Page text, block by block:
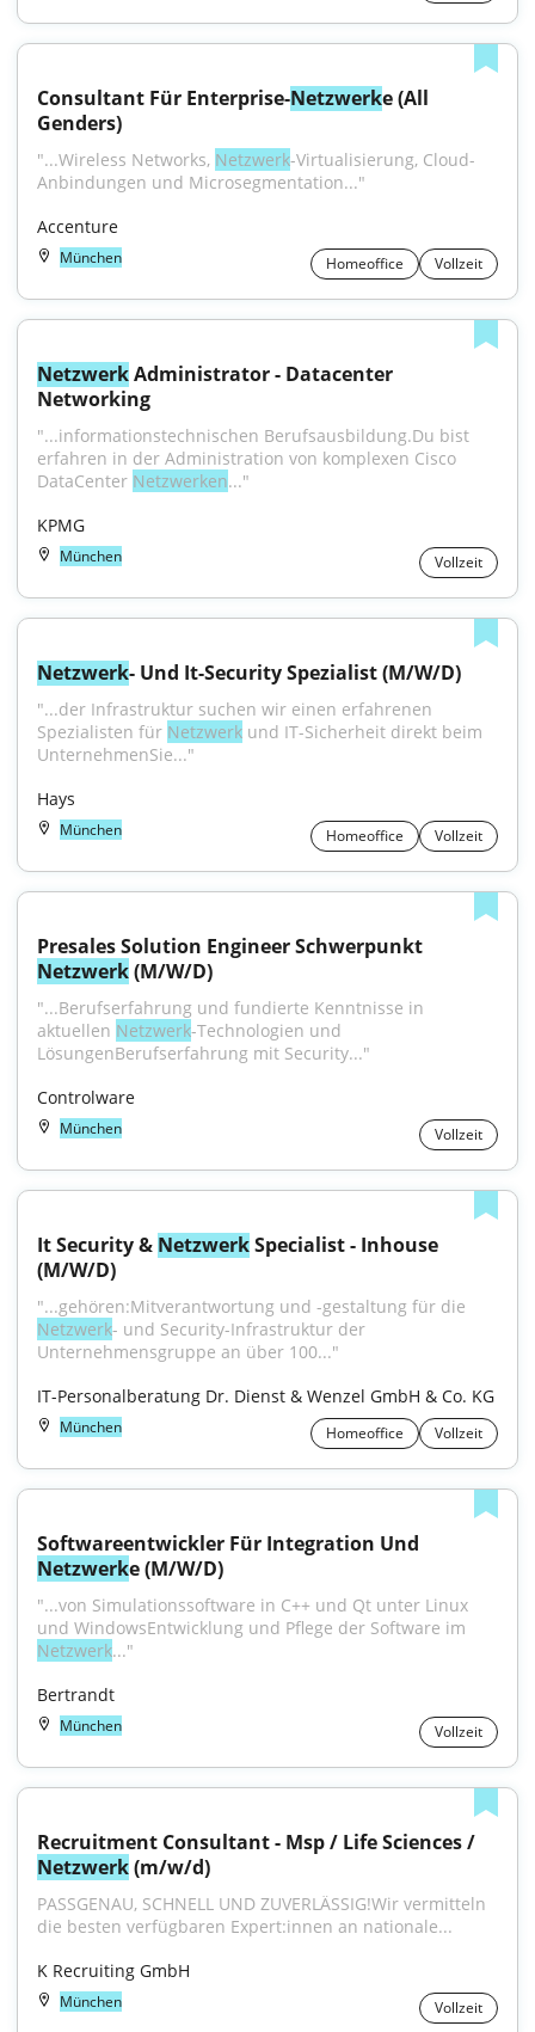
Consultant Für Enterprise-Netzwerke (All
Genders)
"...Wireless Networks, Netzwerk-Virtualisierung, Cloud-
Anbindungen und Microsegmentation..."
Accenture
München Homeoffice Vollzeit
Netzwerk Administrator - Datacenter
Networking
"...informationstechnischen Berufsausbildung.Du bist
erfahren in der Administration von komplexen Cisco
DataCenter Netzwerken..."
KPMG
München Vollzeit
Netzwerk- Und It-Security Spezialist (M/W/D)
"...der Infrastruktur suchen wir einen erfahrenen
Spezialisten für Netzwerk und IT-Sicherheit direkt beim
UnternehmenSie..."
Hays
München Homeoffice Vollzeit
Netzwerk (M/W/D)
"...Berufserfahrung und fundierte Kenntnisse in
aktuellen Netzwerk-Technologien und
LösungenBerufserfahrung mit Security..."
Controlware
München Vollzeit
It Security & Netzwerk Specialist - Inhouse
(M/W/D)
Netzwerk- und Security-Infrastruktur der
Unternehmensgruppe an über 100..."
IT-Personalberatung Dr. Dienst & Wenzel GmbH & Co. KG
München Homeoffice Vollzeit
Netzwerke (M/W/D)
"...von Simulationssoftware in C++ und Qt unter Linux
Netzwerk..."
Bertrandt
München Vollzeit
Netzwerk (m/w/d)
PASSGENAU, SCHNELL UND ZUVERLÄSSIG!Wir vermitteln
die besten verfügbaren Expert:innen an nationale...
K Recruiting GmbH
München Vollzeit